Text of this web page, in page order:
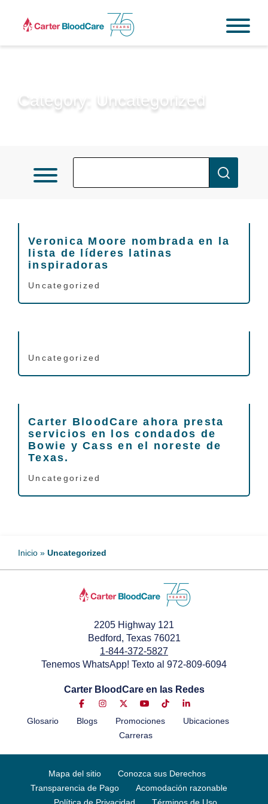
Category: Uncategorized
Veronica Moore nombrada en la
lista de líderes latinas
inspiradoras
Uncategorized
Uncategorized
Carter BloodCare ahora presta
servicios en los condados de
Bowie y Cass en el noreste de
Texas.
Uncategorized
Inicio » Uncategorized
2205 Highway 121
Bedford, Texas 76021
1-844-372-5827
Tenemos WhatsApp! Texto al 972-809-6094
Carter BloodCare en las Redes
Glosario Blogs Promociones
Ubicaciones
Carreras
Mapa del sitio
Conozca sus Derechos
Transparencia de Pago
Acomodación razonable